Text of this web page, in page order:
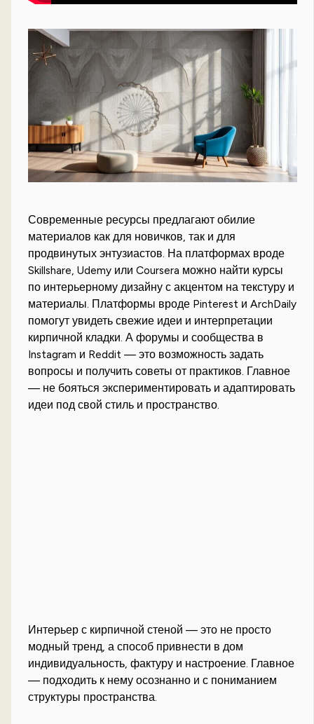
Современные ресурсы предлагают обилие
материалов как для новичков, так и для
продвинутых энтузиастов. На платформах вроде
Skillshare, Udemy или Coursera можно найти курсы
по интерьерному дизайну с акцентом на текстуру и
материалы. Платформы вроде Pinterest и ArchDaily
помогут увидеть свежие идеи и интерпретации
кирпичной кладки. А форумы и сообщества в
Instagram и Reddit — это возможность задать
вопросы и получить советы от практиков. Главное
— не бояться экспериментировать и адаптировать
идеи под свой стиль и пространство.
Интерьер с кирпичной стеной — это не просто
модный тренд, а способ привнести в дом
индивидуальность, фактуру и настроение. Главное
— подходить к нему осознанно и с пониманием
структуры пространства.